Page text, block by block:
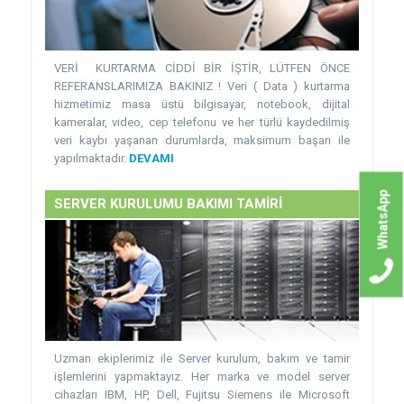
VERİ KURTARMA CİDDİ BİR İŞTİR, LÜTFEN ÖNCE
REFERANSLARIMIZA BAKINIZ ! Veri ( Data ) kurtarma
hizmetimiz masa üstü bilgisayar, notebook, dijital
kameralar, video, cep telefonu ve her türlü kaydedilmiş
veri kaybı yaşanan durumlarda, maksimum başarı ile
yapılmaktadır. DEVAMI
SERVER KURULUMU BAKIMI TAMİRİ
Uzman ekiplerimiz ile Server kurulum, bakım ve tamir
işlemlerini yapmaktayız. Her marka ve model server
cihazları IBM, HP, Dell, Fujitsu Siemens ile Microsoft
WhatsApp